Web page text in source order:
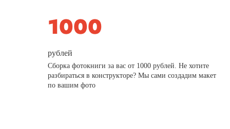
рублей
Сборка фотокниги за вас от 1000 рублей. Не хотите
разбираться в конструкторе? Мы сами создадим макет
по вашим фото